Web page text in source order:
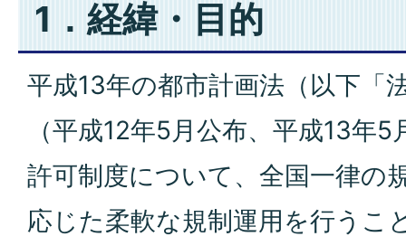
1．経緯・目的
平成13年の都市計画法（以下「
（平成12年5月公布、平成13年
許可制度について、全国一律の
応じた柔軟な規制運用を行うこ